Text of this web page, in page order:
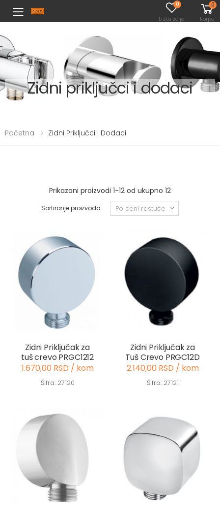
Toggle mobile menu
0
Lista želja
0
Korpa
Zidni priključci i dodaci
Početna Zidni Priključci I Dodaci
Prikazani proizvodi 1-12 od ukupno 12
Sortiranje proizvoda:
Zidni Priključak za
tuš crevo PRGC1212
1.670,00 RSD / kom
Šifra: 27120
Zidni Priključak za
Tuš Crevo PRGC12D
2.140,00 RSD / kom
Šifra: 27121